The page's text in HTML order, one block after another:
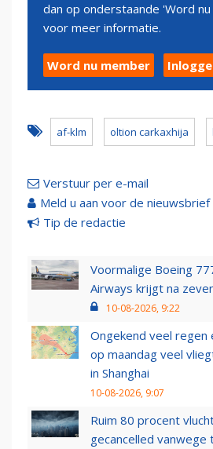
dan op onderstaande 'Word
voor meer informatie.
Word nu member
af-klm oltion carkaxhija
Verstuur per e-mail
Meld u aan voor de nieuwsbrief
Tip de redactie
Voormalige Boeing
Airways krijgt na
10-08-2026, 9:22
Ongekend veel regen
op maandag veel
in Shanghai
10-08-2026, 9:07
Ruim 80 procent
gecancelled vanwege